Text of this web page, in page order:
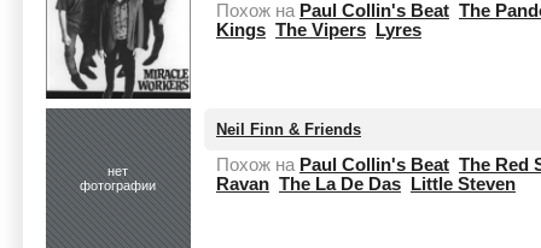
Похож на Paul Collin's Beat The
Kings The Vipers Lyres
нет
фотографии
Neil Finn & Friends
Похож на Paul Collin's Beat The Red
Ravan The La De Das Little Steven